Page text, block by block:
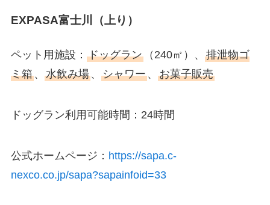
EXPASA富士川（上り）
ペット用施設： ドッグラン（240㎡）、 排泄物ゴ
ミ箱、 水飲み場、 シャワー、 お菓子販売
ドッグラン利用可能時間：24時間
公式ホームページ： https://sapa.c-
nexco.co.jp/sapa?sapainfoid=33